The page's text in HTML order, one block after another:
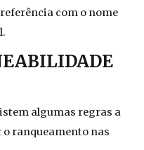
com o nome
algumas regras a
ranqueamento nas